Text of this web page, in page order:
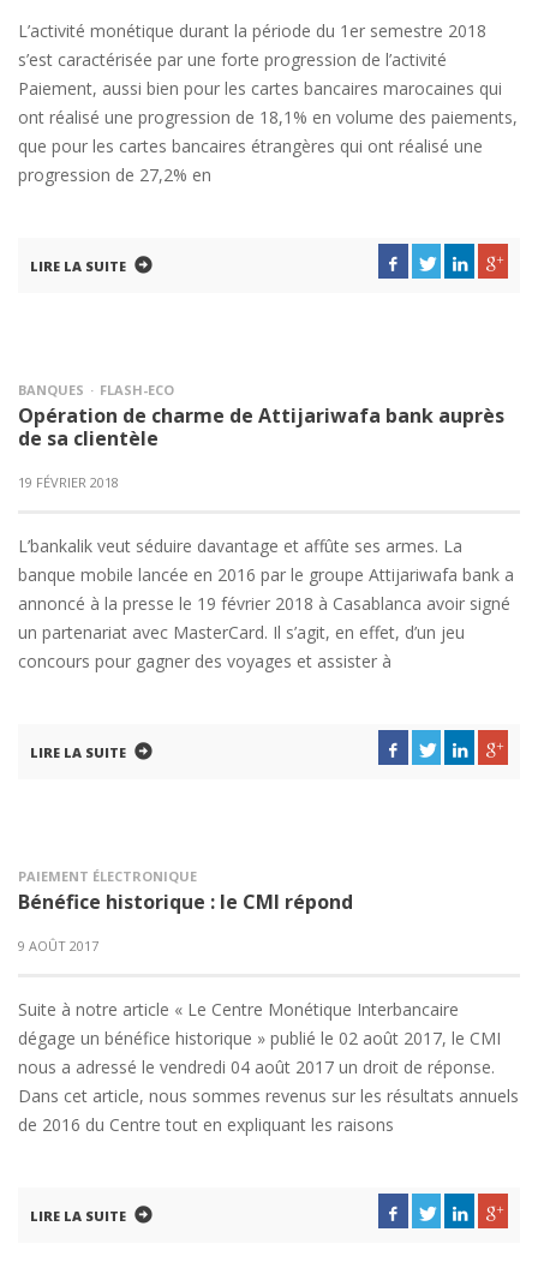
L’activité monétique durant la période du 1er semestre 2018
s’est caractérisée par une forte progression de l’activité
Paiement, aussi bien pour les cartes bancaires marocaines qui
ont réalisé une progression de 18,1% en volume des paiements,
que pour les cartes bancaires étrangères qui ont réalisé une
progression de 27,2% en
LIRE LA SUITE
BANQUES FLASH-ECO
Opération de charme de Attijariwafa bank auprès
de sa clientèle
19 FÉVRIER 2018
L’bankalik veut séduire davantage et affûte ses armes. La
banque mobile lancée en 2016 par le groupe Attijariwafa bank a
annoncé à la presse le 19 février 2018 à Casablanca avoir signé
un partenariat avec MasterCard. Il s’agit, en effet, d’un jeu
concours pour gagner des voyages et assister à
LIRE LA SUITE
PAIEMENT ÉLECTRONIQUE
Bénéfice historique : le CMI répond
9 AOÛT 2017
Suite à notre article « Le Centre Monétique Interbancaire
dégage un bénéfice historique » publié le 02 août 2017, le CMI
nous a adressé le vendredi 04 août 2017 un droit de réponse.
Dans cet article, nous sommes revenus sur les résultats annuels
de 2016 du Centre tout en expliquant les raisons
LIRE LA SUITE